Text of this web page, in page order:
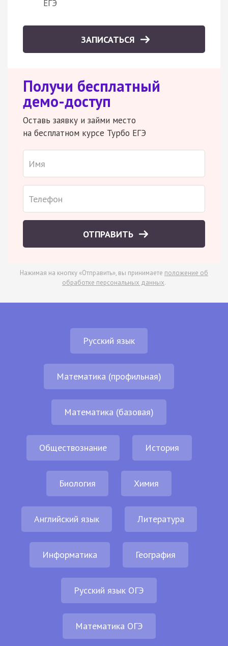
ЕГЭ
ЗАПИСАТЬСЯ
Получи бесплатный
демо-доступ
Оставь заявку и займи место
на бесплатном курсе Турбо ЕГЭ
ОТПРАВИТЬ
Нажимая на кнопку «Отправить», вы принимаете положение об
обработке персональных данных.
Русский язык
Математика (профильная)
Математика (базовая)
Обществознание История
Биология Химия
Английский язык Литература
Информатика География
Русский язык ОГЭ
Математика ОГЭ